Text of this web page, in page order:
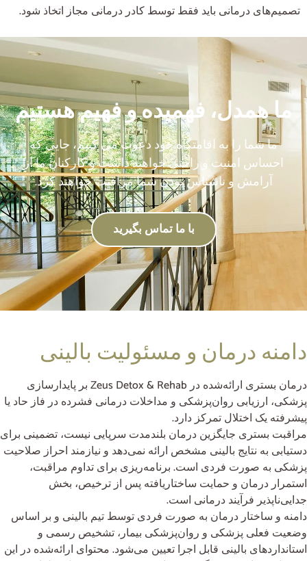
تصمیم‌های درمانی باید فقط توسط کادر درمانی مجاز اتخاذ شود.
ما همدل، فهمیده و فهیم هستیم
ما شما را به اقامتگاه خود دعوت می کنیم، جایی که
احساس امنیت و راحتی خواهید داشت و کارکنان ما از
آرامش و ناشناس بودن شما مراقبت خواهند کرد.
با ما تماس بگیرید
دامنه درمان و مسئولیت بالینی
درمان بستری ارائه‌شده در Zeus Detox & Rehab بر پایدارسازی
پزشکی، ارزیابی روان‌پزشکی و مداخلات درمانی فشرده در فاز حاد یا
پیشرفته یک اختلال تمرکز دارد.
مراقبت بستری جایگزین درمان بلندمدت سرپایی نیست، تضمینی برای
دستیابی به نتایج بالینی مشخص ارائه نمی‌دهد و نیازمند احراز صلاحیت
پزشکی به صورت فردی است. برنامه‌ریزی برای تداوم مراقبت،
استمرار درمان و حمایت ساختاریافته پس از ترخیص، بخش
جدایی‌ناپذیر فرآیند درمانی است.
دامنه و ساختار درمان به صورت فردی توسط تیم بالینی و بر اساس
وضعیت فعلی پزشکی و روان‌پزشکی بیمار، تشخیص رسمی و
استانداردهای بالینی قابل اجرا تعیین می‌شود. محتوای ارائه‌شده در این